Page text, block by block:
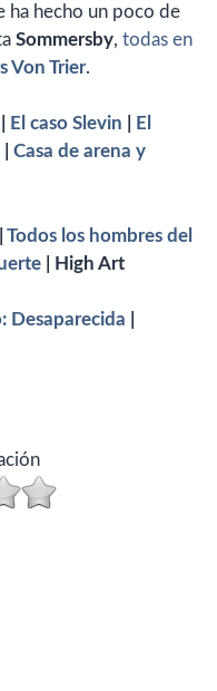
ha hecho un poco de
Sommersby, todas en
Von Trier.
El caso Slevin
El
Casa de arena y
Todos los hombres del
| High Art
Desaparecida